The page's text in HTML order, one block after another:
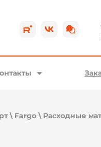
\ Fargo\ Расходные